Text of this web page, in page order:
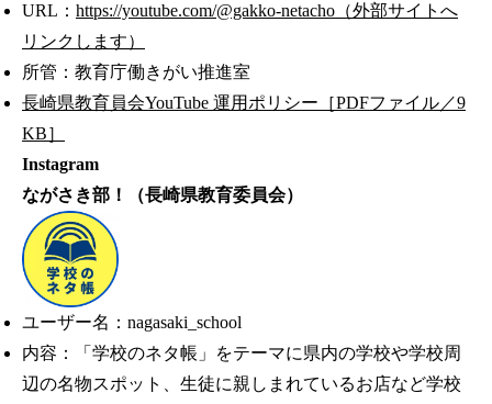
URL： https://youtube.com/@gakko-netacho（外部サイトへ
リンクします）
所管：教育庁働きがい推進室
長崎県教育員会YouTube 運用ポリシー［PDFファイル／9
KB］
Instagram
ながさき部！（長崎県教育委員会）
ユーザー名：nagasaki_school
内容：「学校のネタ帳」をテーマに県内の学校や学校周
辺の名物スポット、生徒に親しまれているお店など学校